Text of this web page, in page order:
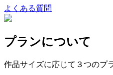
よくある質問
プランについて
作品サイズに応じて３つのプ